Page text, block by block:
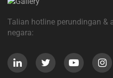
Talian hotline perundingan &
negara: